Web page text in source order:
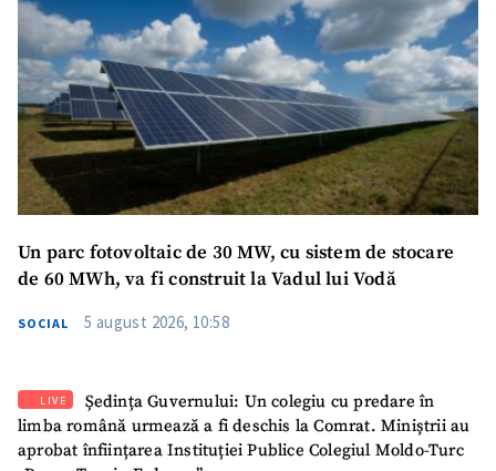
Un parc fotovoltaic de 30 MW, cu sistem de stocare
de 60 MWh, va fi construit la Vadul lui Vodă
SOCIAL 5 august 2026, 10:58
LIVE
Ședința Guvernului: Un colegiu cu predare în
limba română urmează a fi deschis la Comrat. Miniștrii au
aprobat înființarea Instituției Publice Colegiul Moldo-Turc